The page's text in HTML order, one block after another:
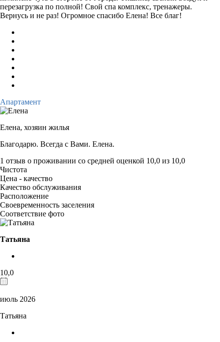
перезагрузка по полной! Свой спа комплекс, тренажеры.
Вернусь и не раз! Огромное спасибо Елена! Все благ!
Апартамент
Елена, хозяин жилья
Благодарю. Всегда с Вами. Елена.
1 отзыв о проживании со средней оценкой 10,0 из 10,0
Чистота
Цена - качество
Качество обслуживания
Расположение
Своевременность заселения
Соответствие фото
Татьяна
10,0
июль 2026
Татьяна